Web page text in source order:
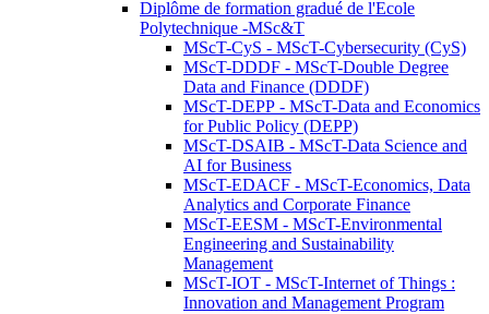
Diplôme de formation gradué de l'Ecole
Polytechnique -MSc&T
MScT-CyS - MScT-Cybersecurity (CyS)
MScT-DDDF - MScT-Double Degree
Data and Finance (DDDF)
MScT-DEPP - MScT-Data and Economics
for Public Policy (DEPP)
MScT-DSAIB - MScT-Data Science and
AI for Business
MScT-EDACF - MScT-Economics, Data
Analytics and Corporate Finance
MScT-EESM - MScT-Environmental
Engineering and Sustainability
Management
MScT-IOT - MScT-Internet of Things :
Innovation and Management Program